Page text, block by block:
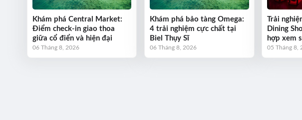
Khám phá Central Market:
Điểm check-in giao thoa
giữa cổ điển và hiện đại
06 Tháng 8, 2026
Khám phá bảo tàng Omega:
4 trải nghiệm cực chất tại
Biel Thụy Sĩ
06 Tháng 8, 2026
Trải
Dining
hợp xem
05 Tháng 8,